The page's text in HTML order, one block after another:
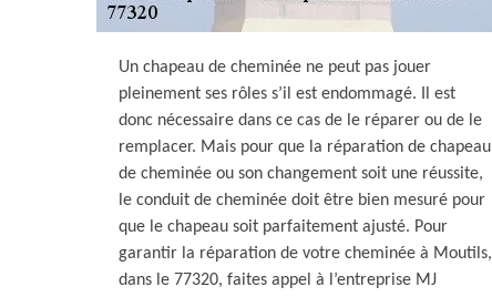
Un chapeau de cheminée ne peut pas jouer
pleinement ses rôles s’il est endommagé. Il est
donc nécessaire dans ce cas de le réparer ou de le
remplacer. Mais pour que la réparation de chapeau
de cheminée ou son changement soit une réussite,
le conduit de cheminée doit être bien mesuré pour
que le chapeau soit parfaitement ajusté. Pour
garantir la réparation de votre cheminée à Moutils,
dans le 77320, faites appel à l’entreprise MJ